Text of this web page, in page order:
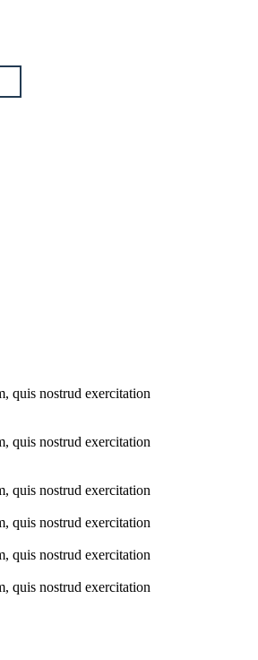
quis nostrud exercitation
quis nostrud exercitation
quis nostrud exercitation
quis nostrud exercitation
quis nostrud exercitation
quis nostrud exercitation